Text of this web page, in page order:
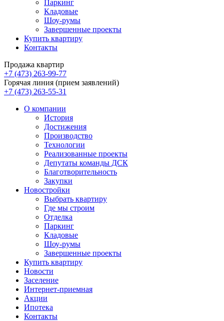
Паркинг
Кладовые
Шоу-румы
Завершенные проекты
Купить квартиру
Контакты
Продажа квартир
+7 (473) 263-99-77
Горячая линия (прием заявлений)
+7 (473) 263-55-31
О компании
История
Достижения
Производство
Технологии
Реализованные проекты
Депутаты команды ДСК
Благотворительность
Закупки
Новостройки
Выбрать квартиру
Где мы строим
Отделка
Паркинг
Кладовые
Шоу-румы
Завершенные проекты
Купить квартиру
Новости
Заселение
Интернет-приемная
Акции
Ипотека
Контакты